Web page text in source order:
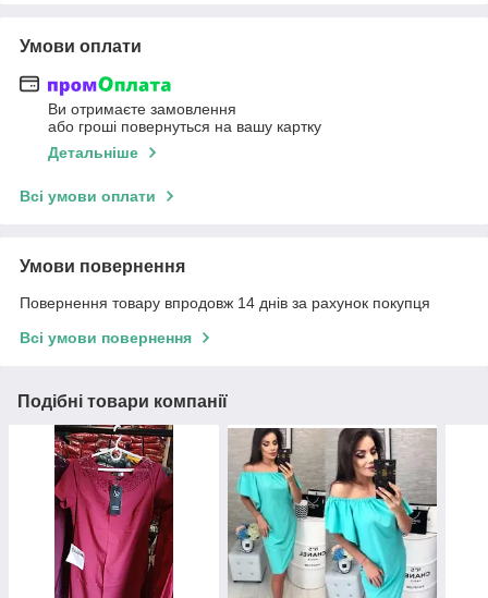
Умови оплати
Ви отримаєте замовлення
або гроші повернуться на вашу картку
Детальніше
Всі умови оплати
Умови повернення
Повернення товару впродовж 14 днів за рахунок покупця
Всі умови повернення
Подібні товари компанії